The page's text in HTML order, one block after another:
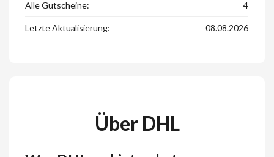
Alle Gutscheine: 4
Letzte Aktualisierung: 08.08.2026
Über DHL